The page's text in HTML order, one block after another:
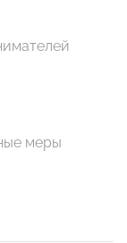
меры